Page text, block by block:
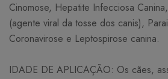
Cinomose, Hepatite Infecciosa
(agente viral da tosse dos canis),
Coronavirose e Leptospirose canina.
IDADE DE APLICAÇÃO: Os cães,